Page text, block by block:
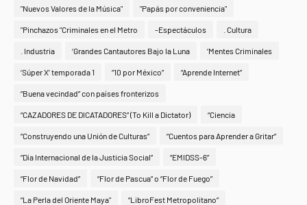
"Nuevos Valores de la Música" "Papás por conveniencia"
"Pinchazos "Criminales en el Metro -Espectáculos . Cultura
. Industria ‘Grandes Cantautores Bajo la Luna ‘Mentes Criminales
‘Súper X’ temporada 1 “10 por México” “Aprende Internet”
“Buena vecindad” con países fronterizos
“CAZADORES DE DICATADORES” (To Kill a Dictator) “Ciencia
“Construyendo una Unión de Culturas” “Cuentos para Aprender a Gritar”
“Día Internacional de la Justicia Social” “EMIDSS-6”
“Flor de Navidad” “Flor de Pascua” o “Flor de Fuego”
“La Perla del Oriente Maya" “LibroFest Metropolitano”